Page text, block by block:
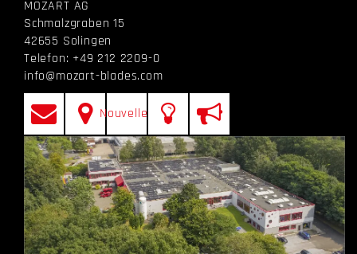
MOZART AG
Schmalzgraben 15
42655 Solingen
Telefon: +49 212 2209-0
info@mozart-blades.com
Nouvelles